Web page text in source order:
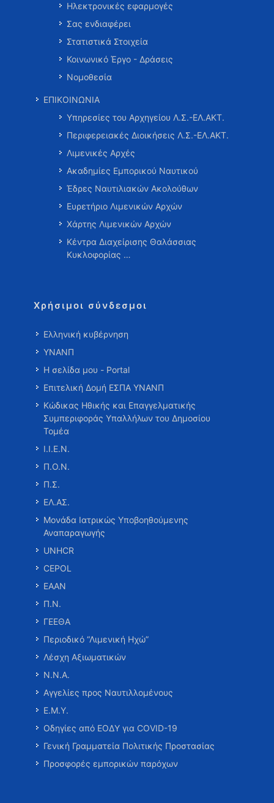
Ηλεκτρονικές εφαρμογές
Σας ενδιαφέρει
Στατιστικά Στοιχεία
Κοινωνικό Έργο - Δράσεις
Νομοθεσία
ΕΠΙΚΟΙΝΩΝΙΑ
Υπηρεσίες του Αρχηγείου Λ.Σ.-ΕΛ.ΑΚΤ.
Περιφερειακές Διοικήσεις Λ.Σ.-ΕΛ.ΑΚΤ.
Λιμενικές Αρχές
Ακαδημίες Εμπορικού Ναυτικού
Έδρες Ναυτιλιακών Ακολούθων
Ευρετήριο Λιμενικών Αρχών
Χάρτης Λιμενικών Αρχών
Κέντρα Διαχείρισης Θαλάσσιας
Κυκλοφορίας …
Χρήσιμοι σύνδεσμοι
Ελληνική κυβέρνηση
ΥΝΑΝΠ
Η σελίδα μου - Portal
Επιτελική Δομή ΕΣΠΑ ΥΝΑΝΠ
Κώδικας Ηθικής και Επαγγελματικής
Συμπεριφοράς Υπαλλήλων του Δημοσίου
Τομέα
Ι.Ι.Ε.Ν.
Π.Ο.Ν.
Π.Σ.
ΕΛ.ΑΣ.
Μονάδα Ιατρικώς Υποβοηθούμενης
Αναπαραγωγής
UNHCR
CEPOL
ΕΑΑΝ
Π.Ν.
ΓΕΕΘΑ
Περιοδικό “Λιμενική Ηχώ”
Λέσχη Αξιωματικών
Ν.Ν.Α.
Αγγελίες προς Ναυτιλλομένους
Ε.Μ.Υ.
Οδηγίες από ΕΟΔΥ για COVID-19
Γενική Γραμματεία Πολιτικής Προστασίας
Προσφορές εμπορικών παρόχων